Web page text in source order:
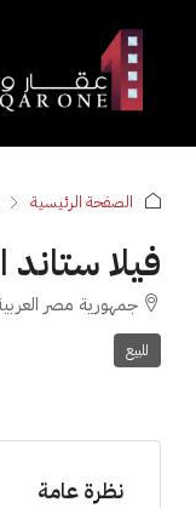
الصفحة الرئيسية
فيلا
جمهورية مصر
للبيع
نظرة عامة